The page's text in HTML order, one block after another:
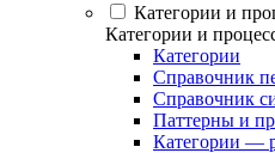
Категории и
Категории и
Категории
Справочник
Справочник
Паттерны и
Категории —